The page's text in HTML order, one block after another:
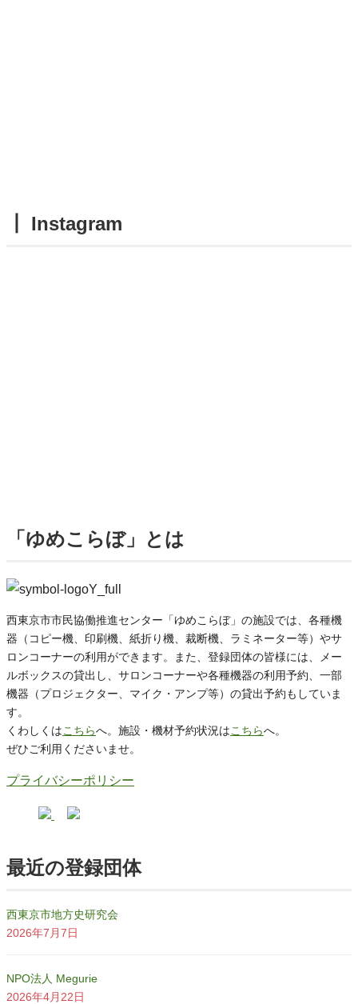
┃ Instagram
「ゆめこらぼ」とは
西東京市市民協働推進センター「ゆめこらぼ」の施設では、各種機
器（コピー機、印刷機、紙折り機、裁断機、ラミネーター等）やサ
ロンコーナーの利用ができます。また、登録団体の皆様には、メー
ルボックスの貸出し、サロンコーナーや各種機器の利用予約、一部
機器（プロジェクター、マイク・アンプ等）の貸出予約もしていま
す。
くわしくはこちらへ。施設・機材予約状況はこちらへ。
ぜひご利用くださいませ。
プライバシーポリシー
最近の登録団体
西東京市地方史研究会
2026年7月7日
NPO法人 Megurie
2026年4月22日